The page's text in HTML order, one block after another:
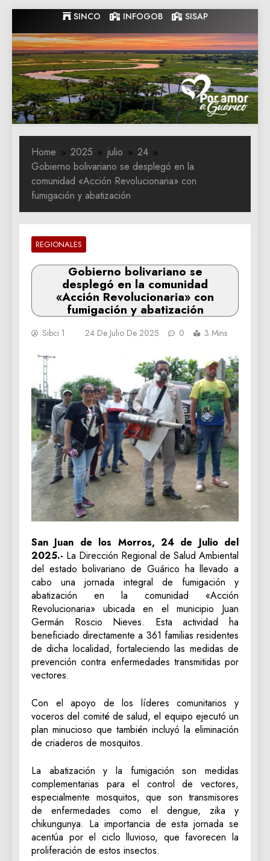
to
content
SINCO INFOGOB SISAP
Gobernacion
de Guarico
Gobernacion de Guarico
Home 2025 julio
24
Gobierno bolivariano se desplegó en la
comunidad «Acción Revolucionaria» con
fumigación y abatización
REGIONALES
Gobierno bolivariano se
desplegó en la comunidad
«Acción Revolucionaria» con
fumigación y abatización
Sibci 1 24 De Julio De 2025 0 3 Mins
San Juan de los Morros, 24 de Julio del
2025.- La Dirección Regional de Salud Ambiental
del estado bolivariano de Guárico ha llevado a
cabo una jornada integral de fumigación y
abatización en la comunidad «Acción
Revolucionaria» ubicada en el municipio Juan
Germán Roscio Nieves. Esta actividad ha
beneficiado directamente a 361 familias residentes
de dicha localidad, fortaleciendo las medidas de
prevención contra enfermedades transmitidas por
vectores.
‎Con el apoyo de los líderes comunitarios y
voceros del comité de salud, el equipo ejecutó un
plan minucioso que también incluyó la eliminación
de criaderos de mosquitos.
‎La abatización y la fumigación son medidas
complementarias para el control de vectores,
especialmente mosquitos, que son transmisores
de enfermedades como el dengue, zika y
chikungunya. La importancia de esta jornada se
acentúa por el ciclo lluvioso, que favorecen la
proliferación de estos insectos.